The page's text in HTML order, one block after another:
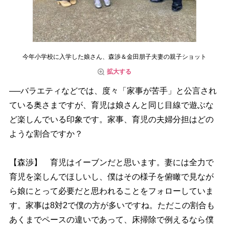
今年小学校に入学した娘さん、森渉＆金田朋子夫妻の親子ショット
拡大する
──バラエティなどでは、度々「家事が苦手」と公言され
ている奥さまですが、育児は娘さんと同じ目線で遊ぶな
ど楽しんでいる印象です。家事、育児の夫婦分担はどの
ような割合ですか？
【森渉】 育児はイーブンだと思います。妻には全力で
育児を楽しんでほしいし、僕はその様子を俯瞰で見なが
ら娘にとって必要だと思われることをフォローしていま
す。家事は8対2で僕の方が多いですね。ただこの割合も
あくまでペースの違いであって、床掃除で例えるなら僕